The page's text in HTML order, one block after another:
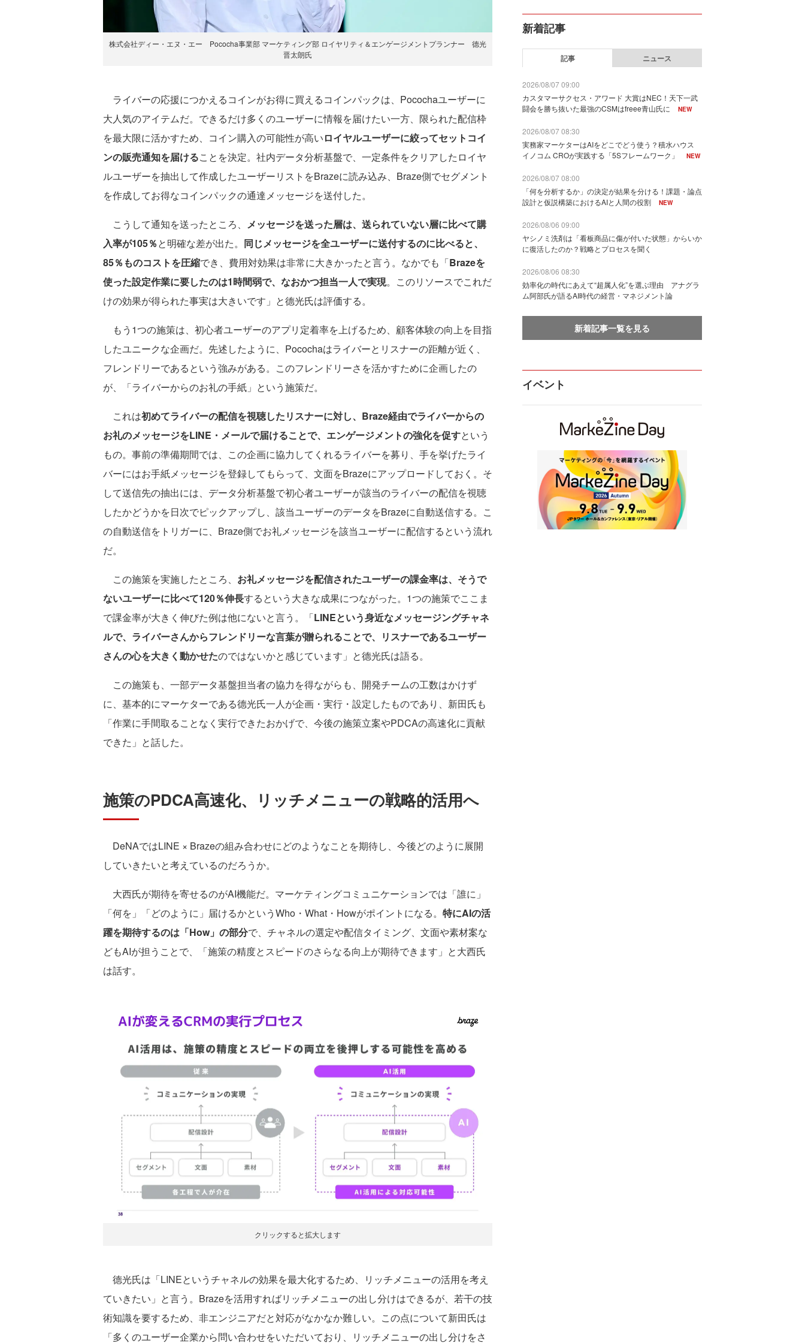
株式会社ディー・エヌ・エー Pococha事業部 マーケティング部 ロイヤリティ＆エンゲージメントプランナー 德光
晋太朗氏
ライバーの応援につかえるコインがお得に買えるコインパックは、Pocochaユーザーに
大人気のアイテムだ。できるだけ多くのユーザーに情報を届けたい一方、限られた配信枠
を最大限に活かすため、コイン購入の可能性が高いロイヤルユーザーに絞ってセットコイ
ンの販売通知を届けることを決定。社内データ分析基盤で、一定条件をクリアしたロイヤ
ルユーザーを抽出して作成したユーザーリストをBrazeに読み込み、Braze側でセグメント
を作成してお得なコインパックの通達メッセージを送付した。
こうして通知を送ったところ、
メッセージを送った層は、送られていない層に比べて購
入率が105％と明確な差が出た。 同じメッセージを全ユーザーに送付するのに比べると、
85％ものコストを圧縮でき、費用対効果は非常に大きかったと言う。なかでも「Brazeを
使った設定作業に要したのは1時間弱で、なおかつ担当一人で実現。このリソースでこれだ
けの効果が得られた事実は大きいです」と德光氏は評価する。
もう1つの施策は、初心者ユーザーのアプリ定着率を上げるため、顧客体験の向上を目指
したユニークな企画だ。先述したように、Pocochaはライバーとリスナーの距離が近く、
フレンドリーであるという強みがある。このフレンドリーさを活かすために企画したの
が、「ライバーからのお礼の手紙」という施策だ。
これは初めてライバーの配信を視聴したリスナーに対し、Braze経由でライバーからの
お礼のメッセージをLINE・メールで届けることで、エンゲージメントの強化を促すという
もの。事前の準備期間では、この企画に協力してくれるライバーを募り、手を挙げたライ
バーにはお手紙メッセージを登録してもらって、文面をBrazeにアップロードしておく。そ
して送信先の抽出には、データ分析基盤で初心者ユーザーが該当のライバーの配信を視聴
したかどうかを日次でピックアップし、該当ユーザーのデータをBrazeに自動送信する。こ
の自動送信をトリガーに、Braze側でお礼メッセージを該当ユーザーに配信するという流れ
だ。
この施策を実施したところ、 お礼メッセージを配信されたユーザーの課金率は、そうで
ないユーザーに比べて120％伸長するという大きな成果につながった。1つの施策でここま
で課金率が大きく伸びた例は他にないと言う。「LINEという身近なメッセージングチャネ
ルで、ライバーさんからフレンドリーな言葉が贈られることで、リスナーであるユーザー
さんの心を大きく動かせたのではないかと感じています」と德光氏は語る。
この施策も、一部データ基盤担当者の協力を得ながらも、開発チームの工数はかけず
に、基本的にマーケターである德光氏一人が企画・実行・設定したものであり、新田氏も
「作業に手間取ることなく実行できたおかげで、今後の施策立案やPDCAの高速化に貢献
できた」と話した。
施策のPDCA高速化、リッチメニューの戦略的活用へ
DeNAではLINE × Brazeの組み合わせにどのようなことを期待し、今後どのように展開
していきたいと考えているのだろうか。
大西氏が期待を寄せるのがAI機能だ。マーケティングコミュニケーションでは「誰に」
「何を」「どのように」届けるかというWho・What・Howがポイントになる。 特にAIの活
躍を期待するのは「How」の部分で、チャネルの選定や配信タイミング、文面や素材案な
どもAIが担うことで、「施策の精度とスピードのさらなる向上が期待できます」と大西氏
は話す。
クリックすると拡大します
德光氏は「LINEというチャネルの効果を最大化するため、リッチメニューの活用を考え
ていきたい」と言う。Brazeを活用すればリッチメニューの出し分けはできるが、若干の技
術知識を要するため、非エンジニアだと対応がなかなか難しい。この点について新田氏は
「多くのユーザー企業から問い合わせをいただいており、リッチメニューの出し分けをさ
新着記事
記事 ニュース
2026/08/07 09:00
カスタマーサクセス・アワード 大賞はNEC！天下一武
闘会を勝ち抜いた最強のCSMはfreee青山氏に
NEW
2026/08/07 08:30
実務家マーケターはAIをどこでどう使う？積水ハウス
イノコム CROが実践する「5Sフレームワーク」
NEW
2026/08/07 08:00
「何を分析するか」の決定が結果を分ける！課題・論点
設計と仮説構築におけるAIと人間の役割
NEW
2026/08/06 09:00
ヤシノミ洗剤は「看板商品に傷が付いた状態」からいか
に復活したのか？戦略とプロセスを聞く
2026/08/06 08:30
効率化の時代にあえて“超属人化”を選ぶ理由 アナグラ
ム阿部氏が語るAI時代の経営・マネジメント論
新着記事一覧を見る
イベント